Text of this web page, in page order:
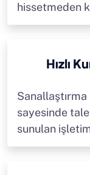
hissetmeden
Hızlı
Sanallaştırma
sayesinde
sunulan